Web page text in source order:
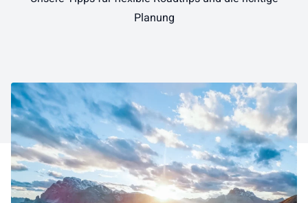
Planung